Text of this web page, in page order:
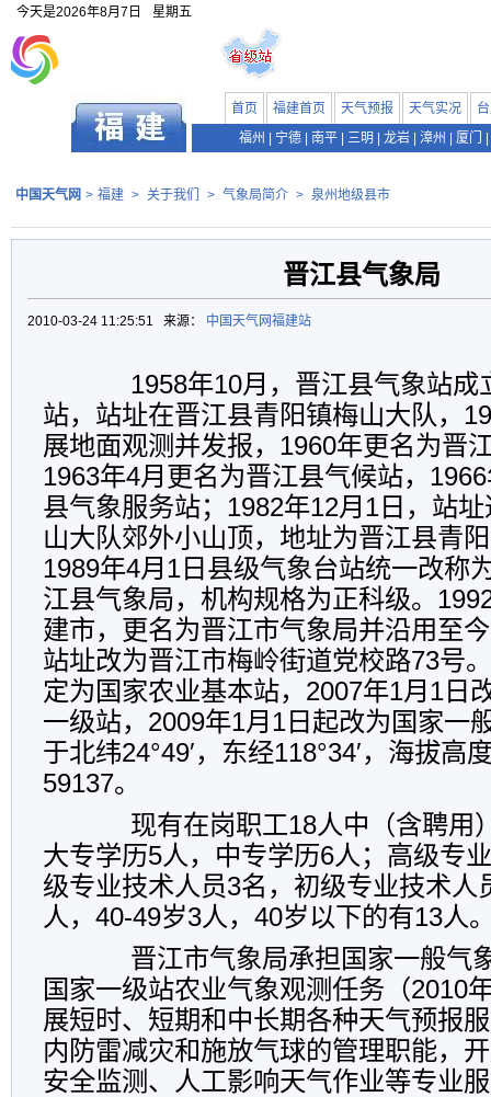
今天是2026年8月7日 星期五
首页 福建首页 天气预报 天气实况
福州
宁德 南平 三明 龙岩 漳州 厦门
中国天气网 > 福建 > 关于我们 > 气象局简介 > 泉州地级县市
晋江县气象局
2010-03-24 11:25:51 来源： 中国天气网福建站
1958年10月，晋江县气象站成
站，站址在晋江县青阳镇梅山大队，
展地面观测并发报，1960年更名为晋
1963年4月更名为晋江县气候站，
县气象服务站；1982年12月1日，站
山大队郊外小山顶，地址为晋江县青
1989年4月1日县级气象台站统一改称
江县气象局，机构规格为正科级。
建市，更名为晋江市气象局并沿用至
站址改为晋江市梅岭街道党校路73号
定为国家农业基本站，2007年1月1日
一级站，2009年1月1日起改为国家一
于北纬24°49′，东经118°34′，海拔高
59137。
现有在岗职工18人中（含聘用
大专学历5人，中专学历6人；高级专
级专业技术人员3名，初级专业技术人
人，40-49岁3人，40岁以下的有13人
晋江市气象局承担国家一般气
国家一级站农业气象观测任务（2010
展短时、短期和中长期各种天气预报
内防雷减灾和施放气球的管理职能，
安全监测、人工影响天气作业等专业